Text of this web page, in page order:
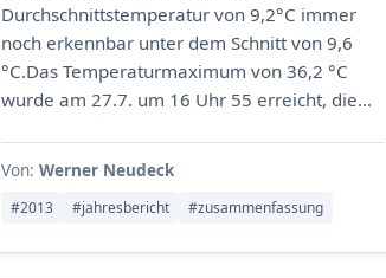
Durchschnittstemperatur von 9,2°C immer
noch erkennbar unter dem Schnitt von 9,6
°C.Das Temperaturmaximum von 36,2 °C
wurde am 27.7. um 16 Uhr 55 erreicht, die...
Von: Werner Neudeck
#2013 #jahresbericht #zusammenfassung